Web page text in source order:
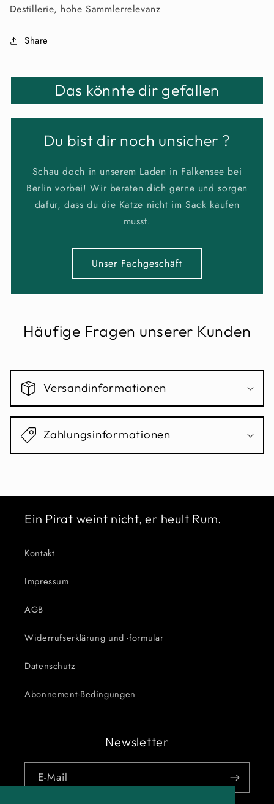
Destillerie, hohe Sammlerrelevanz
Share
Das könnte dir gefallen
Du bist dir noch unsicher ?
Schau doch in unserem Laden in Falkensee bei
Berlin vorbei! Wir beraten dich gerne und sorgen
dafür, dass du die Katze nicht im Sack kaufen
musst.
Unser Fachgeschäft
Häufige Fragen unserer Kunden
Versandinformationen
Zahlungsinformationen
Ein Pirat weint nicht, er heult Rum.
Kontakt
Impressum
AGB
Widerrufserklärung und -formular
Datenschutz
Abonnement-Bedingungen
Newsletter
E-Mail